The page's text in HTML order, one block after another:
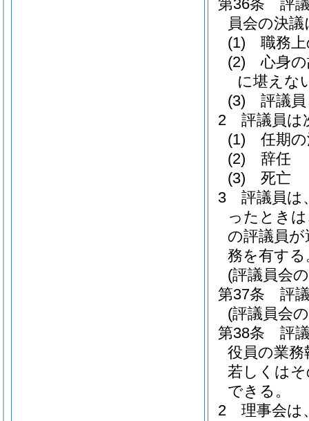
第36条
評
員会の決
(1)
職務
(2)
心身
に堪えな
(3)
評議
2
評議員は
(1)
任期
(2)
辞任
(3)
死亡
3
評議員は
ったとき
の評議員
務を有する
(評議員会
第37条
評
(評議員会
第38条
評
役員の業
若しくは
できる。
2
理事会は